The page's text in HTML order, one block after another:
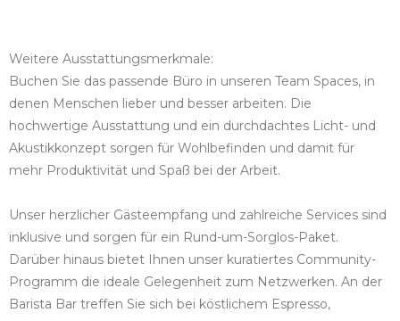
Weitere Ausstattungsmerkmale:
Buchen Sie das passende Büro in unseren Team Spaces, in
denen Menschen lieber und besser arbeiten. Die
hochwertige Ausstattung und ein durchdachtes Licht- und
Akustikkonzept sorgen für Wohlbefinden und damit für
mehr Produktivität und Spaß bei der Arbeit.
Unser herzlicher Gästeempfang und zahlreiche Services sind
inklusive und sorgen für ein Rund-um-Sorglos-Paket.
Darüber hinaus bietet Ihnen unser kuratiertes Community-
Programm die ideale Gelegenheit zum Netzwerken. An der
Barista Bar treffen Sie sich bei köstlichem Espresso,